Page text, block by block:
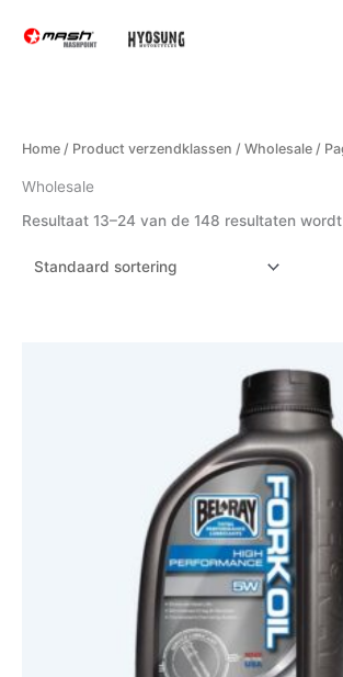
naar
Home / Product verzendklassen / Wholesale /
Wholesale
Resultaat 13–24 van de 148 resultaten